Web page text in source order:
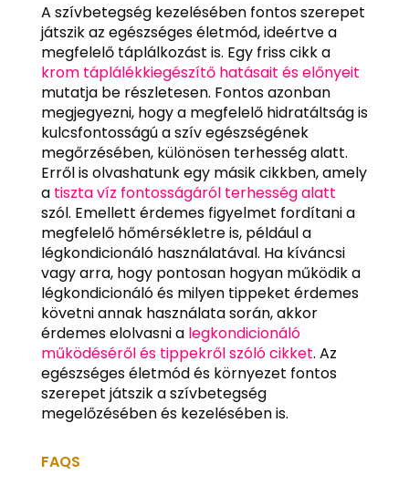
A szívbetegség kezelésében fontos szerepet
játszik az egészséges életmód, ideértve a
megfelelő táplálkozást is. Egy friss cikk a
krom táplálékkiegészítő hatásait és előnyeit
mutatja be részletesen. Fontos azonban
megjegyezni, hogy a megfelelő hidratáltság is
kulcsfontosságú a szív egészségének
megőrzésében, különösen terhesség alatt.
Erről is olvashatunk egy másik cikkben, amely
a tiszta víz fontosságáról terhesség alatt
szól. Emellett érdemes figyelmet fordítani a
megfelelő hőmérsékletre is, például a
légkondicionáló használatával. Ha kíváncsi
vagy arra, hogy pontosan hogyan működik a
légkondicionáló és milyen tippeket érdemes
követni annak használata során, akkor
érdemes elolvasni a legkondicionáló
működéséről és tippekről szóló cikket. Az
egészséges életmód és környezet fontos
szerepet játszik a szívbetegség
megelőzésében és kezelésében is.
FAQS